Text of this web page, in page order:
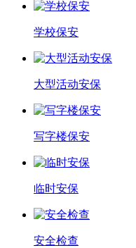
学校保安
大型活动安保
写字楼保安
临时安保
安全检查